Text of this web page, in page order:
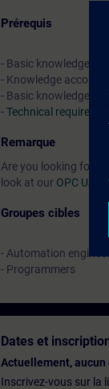
Prérequis
- Basic knowledge of
- Knowledge
- Basic knowledge of
-Technical
Remarque
Are you looking for a
look at our OPC UA
Groupes cibles
- Automation engineers
- Programmers
Dates et
Actuellement,
Inscrivez-vous sur la